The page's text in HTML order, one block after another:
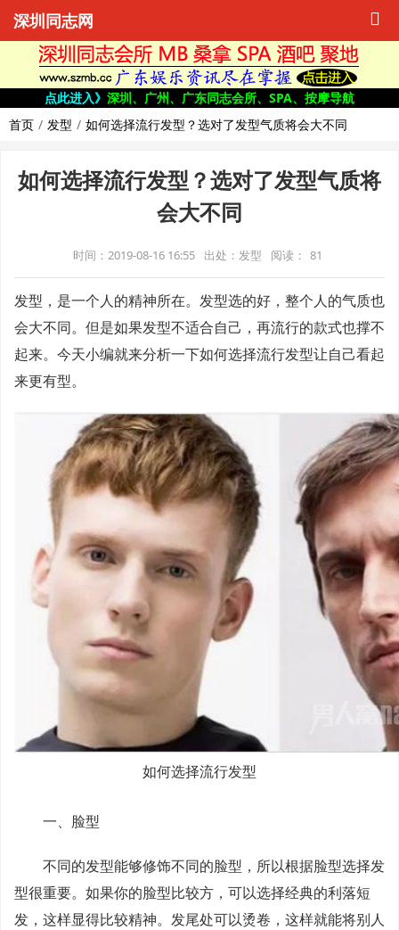
深圳同志网
点此进入》 深圳、广州、广东同志会所、SPA、按摩导航
首页
发型 如何选择流行发型？选对了发型气质将会大不同
如何选择流行发型？选对了发型气质将
会大不同
时间：2019-08-16 16:55 出处：发型 阅读： 81
发型，是一个人的精神所在。发型选的好，整个人的气质也
会大不同。但是如果发型不适合自己，再流行的款式也撑不
起来。今天小编就来分析一下如何选择流行发型让自己看起
来更有型。
如何选择流行发型
一、脸型
不同的发型能够修饰不同的脸型，所以根据脸型选择发
型很重要。如果你的脸型比较方，可以选择经典的利落短
发，这样显得比较精神。发尾处可以烫卷，这样就能将别人